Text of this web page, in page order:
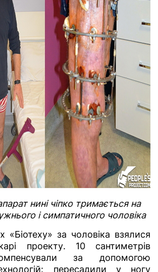
нині чіпко тримається на
і симпатичного чоловіка
за чоловіка взялися
проекту. 10 сантиметрів
за допомогою
пересадили у ногу